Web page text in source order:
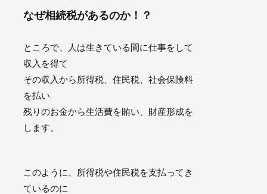
なぜ相続税があるのか！？
ところで、人は生きている間に仕事をして
収入を得て
その収入から所得税、住民税、社会保険料
を払い
残りのお金から生活費を賄い、財産形成を
します。
このように、所得税や住民税を支払ってき
ているのに